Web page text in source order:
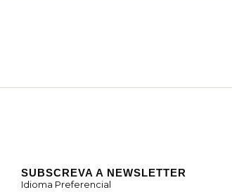
SUBSCREVA A NEWSLETTER
Idioma Preferencial